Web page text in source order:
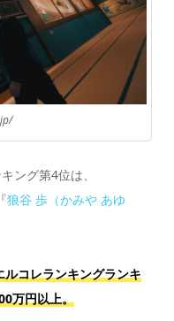
ング第4位は、
狼谷 歩（かみや あゆ
コレランキングランキ
万円以上。